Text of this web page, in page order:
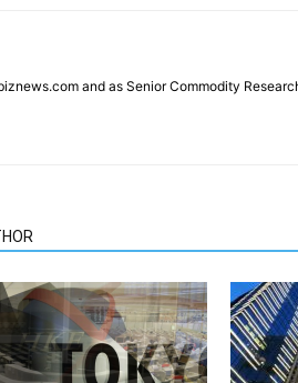
and as Senior Commodity